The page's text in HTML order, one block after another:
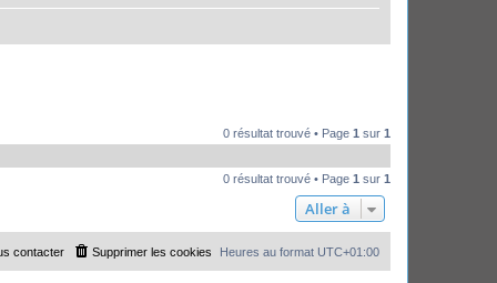
0 résultat trouvé • Page 1 sur 1
0 résultat trouvé • Page 1 sur 1
Aller à
Heures au format UTC+01:00
Supprimer les cookies
contacter